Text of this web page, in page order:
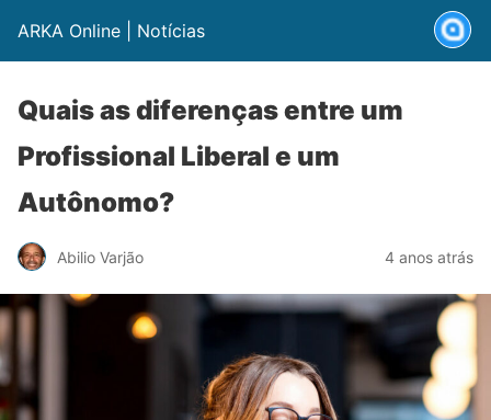
ARKA Online | Notícias
Quais as diferenças entre um
Profissional Liberal e um
Autônomo?
Abilio Varjão 4 anos atrás